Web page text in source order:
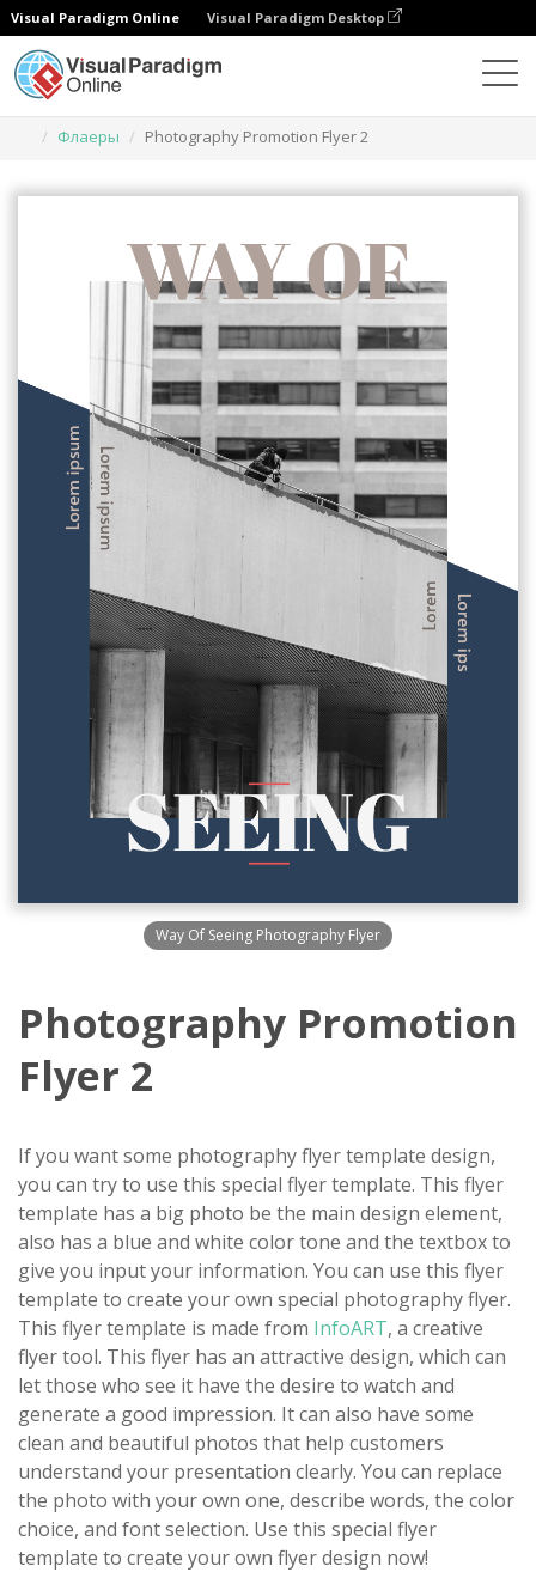
Visual Paradigm Online Visual Paradigm Desktop
Флаеры
Photography Promotion Flyer 2
Way Of Seeing Photography Flyer
Photography Promotion
Flyer 2
If you want some photography flyer template design,
you can try to use this special flyer template. This flyer
template has a big photo be the main design element,
also has a blue and white color tone and the textbox to
give you input your information. You can use this flyer
template to create your own special photography flyer.
This flyer template is made from InfoART, a creative
flyer tool. This flyer has an attractive design, which can
let those who see it have the desire to watch and
generate a good impression. It can also have some
clean and beautiful photos that help customers
understand your presentation clearly. You can replace
the photo with your own one, describe words, the color
choice, and font selection. Use this special flyer
template to create your own flyer design now!